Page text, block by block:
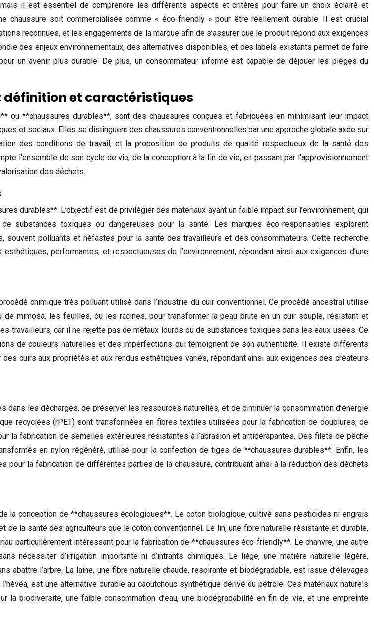
il est essentiel de comprendre les différents aspects et critères pour faire un choix éclairé et
chaussure soit commercialisée comme « éco-friendly » pour être réellement durable. Il est crucial
reconnues, et les engagements de la marque afin de s’assurer que le produit répond aux exigences
des enjeux environnementaux, des alternatives disponibles, et des labels existants permet de faire
un avenir plus durable. De plus, un consommateur informé est capable de déjouer les pièges du
définition et caractéristiques
ou **chaussures durables**, sont des chaussures conçues et fabriquées en minimisant leur impact
et sociaux. Elles se distinguent des chaussures conventionnelles par une approche globale axée sur
des conditions de travail, et la proposition de produits de qualité respectueux de la santé des
l’ensemble de son cycle de vie, de la conception à la fin de vie, en passant par l’approvisionnement
des déchets.
durables**. L’objectif est de privilégier des matériaux ayant un faible impact sur l’environnement, qui
substances toxiques ou dangereuses pour la santé. Les marques éco-responsables explorent
polluants et néfastes pour la santé des travailleurs et des consommateurs. Cette recherche
performantes, et respectueuses de l’environnement, répondant ainsi aux exigences d’une
chimique très polluant utilisé dans l’industrie du cuir conventionnel. Ce procédé ancestral utilise
mimosa, les feuilles, ou les racines, pour transformer la peau brute en un cuir souple, résistant et
travailleurs, car il ne rejette pas de métaux lourds ou de substances toxiques dans les eaux usées. Ce
de couleurs naturelles et des imperfections qui témoignent de son authenticité. Il existe différents
cuirs aux propriétés et aux rendus esthétiques variés, répondant ainsi aux exigences des créateurs
les décharges, de préserver les ressources naturelles, et de diminuer la consommation d’énergie
recyclées (rPET) sont transformées en fibres textiles utilisées pour la fabrication de doublures, de
la fabrication de semelles extérieures résistantes à l’abrasion et antidérapantes. Des filets de pêche
en nylon régénéré, utilisé pour la confection de tiges de **chaussures durables**. Enfin, les
la fabrication de différentes parties de la chaussure, contribuant ainsi à la réduction des déchets
la conception de **chaussures écologiques**. Le coton biologique, cultivé sans pesticides ni engrais
la santé des agriculteurs que le coton conventionnel. Le lin, une fibre naturelle résistante et durable,
particulièrement intéressant pour la fabrication de **chaussures éco-friendly**. Le chanvre, une autre
nécessiter d’irrigation importante ni d’intrants chimiques. Le liège, une matière naturelle légère,
l’arbre. La laine, une fibre naturelle chaude, respirante et biodégradable, est issue d’élevages
est une alternative durable au caoutchouc synthétique dérivé du pétrole. Ces matériaux naturels
la biodiversité, une faible consommation d’eau, une biodégradabilité en fin de vie, et une empreinte